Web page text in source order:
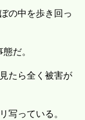
の中を歩き回っ
だ。
たら全く被害が
写っている。